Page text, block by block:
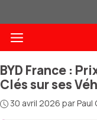
au
contenuMenu
BYD France :
Clés sur ses
30 avril 2026 parPaul